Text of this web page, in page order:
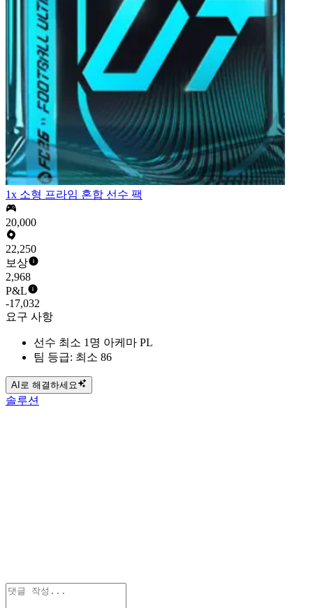
1x 소형 프라임 혼합 선수 팩
20,000
22,250
보상
2,968
P&L
-17,032
요구 사항
선수 최소 1명 아케마 PL
팀 등급: 최소 86
AI로 해결하세요
솔루션